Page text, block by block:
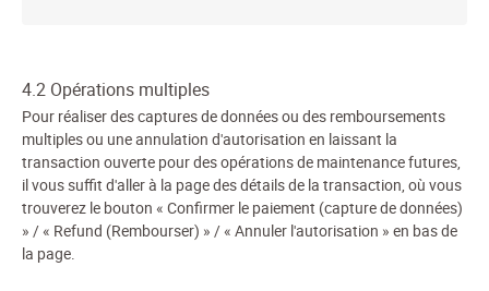
4.2 Opérations multiples
Pour réaliser des captures de données ou des remboursements
multiples ou une annulation d'autorisation en laissant la
transaction ouverte pour des opérations de maintenance futures,
il vous suffit d'aller à la page des détails de la transaction, où vous
trouverez le bouton « Confirmer le paiement (capture de données)
» / « Refund (Rembourser) » / « Annuler l'autorisation » en bas de
la page.